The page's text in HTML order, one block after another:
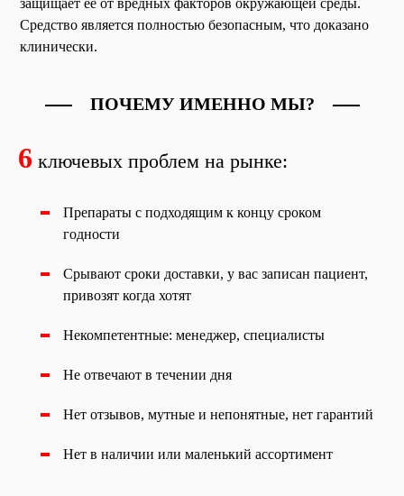
защищает ее от вредных факторов окружающей среды.
Средство является полностью безопасным, что доказано
клинически.
ПОЧЕМУ ИМЕННО МЫ?
6 ключевых проблем на рынке:
Препараты с подходящим к концу сроком
годности
Срывают сроки доставки, у вас записан пациент,
привозят когда хотят
Некомпетентные: менеджер, специалисты
Не отвечают в течении дня
Нет отзывов, мутные и непонятные, нет гарантий
Нет в наличии или маленький ассортимент